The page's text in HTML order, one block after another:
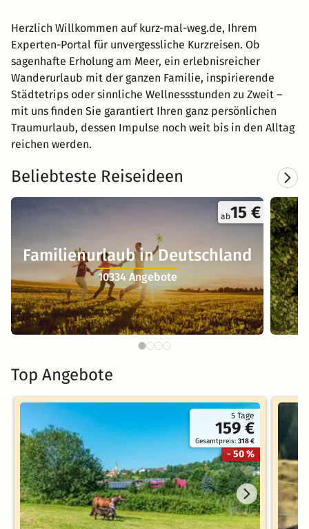
Herzlich Willkommen auf kurz-mal-weg.de, Ihrem
Experten-Portal für unvergessliche Kurzreisen. Ob
sagenhafte Erholung am Meer, ein erlebnisreicher
Wanderurlaub mit der ganzen Familie, inspirierende
Städtetrips oder sinnliche Wellnessstunden zu Zweit –
mit uns finden Sie garantiert Ihren ganz persönlichen
Traumurlaub, dessen Impulse noch weit bis in den Alltag
reichen werden.
Beliebteste Reiseideen
ab15 €
Familienurlaub in Deutschland
10334 Angebote
Top Angebote
5 Tage
159 €
Gesamtpreis:318 €
- 50 %